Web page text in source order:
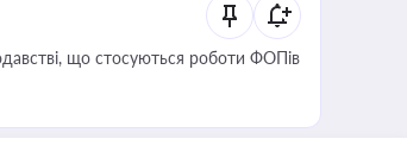
що стосуються роботи ФОПів